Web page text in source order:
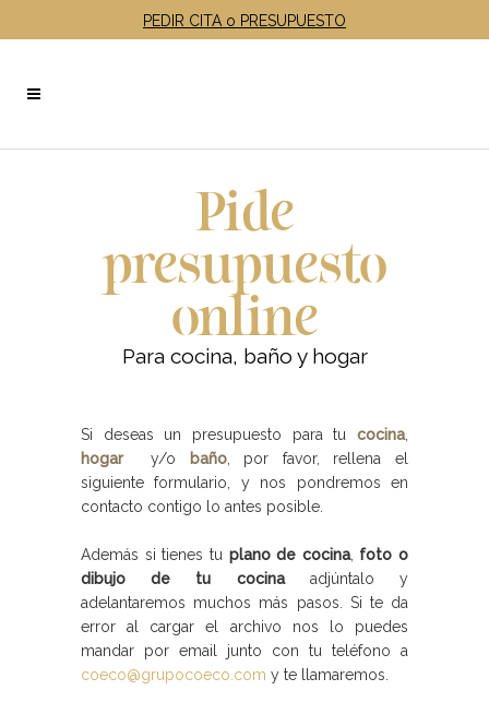
PEDIR CITA o PRESUPUESTO
Pide
presupuesto
online
Para cocina, baño y hogar
Si deseas un presupuesto para tu cocina,
hogary/o baño, por favor, rellena el
siguiente formulario, y nos pondremos en
contacto contigo lo antes posible.
Además si tienes tu plano de cocina, foto o
dibujo de tu cocinaadjúntalo y
adelantaremos muchos más pasos. Si te da
error al cargar el archivo nos lo puedes
mandar por email junto con tu teléfono a
coeco@grupocoeco.com y te llamaremos.